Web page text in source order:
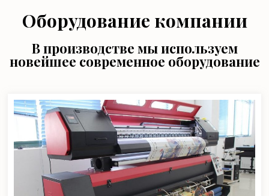
Оборудование компании
В производстве мы используем
новейшее современное оборудование